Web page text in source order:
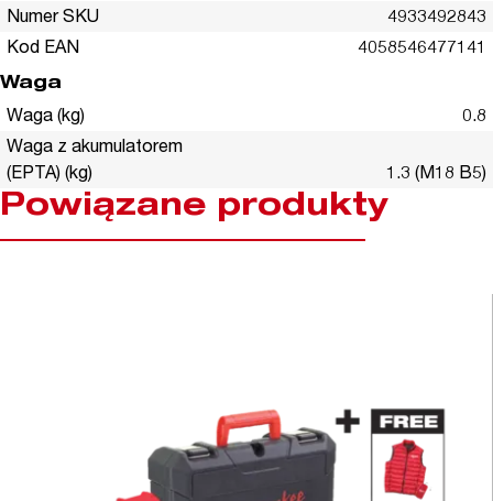
Numer SKU
4933492843
Kod EAN
4058546477141
Waga
Waga (kg)
0.8
Waga z akumulatorem
(EPTA) (kg)
1.3 (M18 B5)
Powiązane produkty